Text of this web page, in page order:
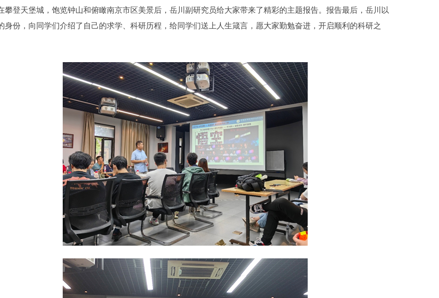
天堡城，饱览钟山和俯瞰南京市区美景后，岳川副研究员给大家带来了精彩的主题报告。报告最后，岳川以
身份，向同学们介绍了自己的求学、科研历程，给同学们送上人生箴言，愿大家勤勉奋进，开启顺利的科研之